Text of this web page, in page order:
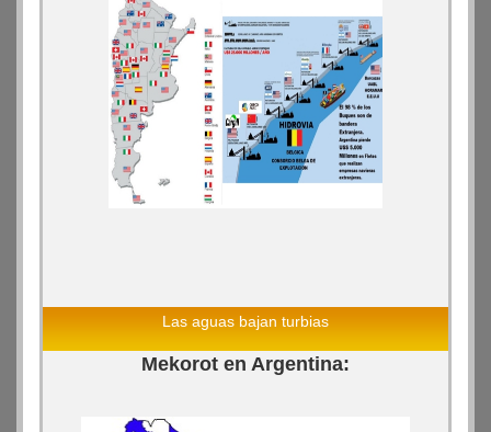
Las aguas bajan turbias
Mekorot en Argentina: